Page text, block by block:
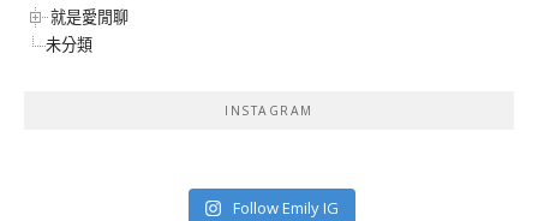
就是愛閒聊
未分類
INSTAGRAM
Follow Emily IG